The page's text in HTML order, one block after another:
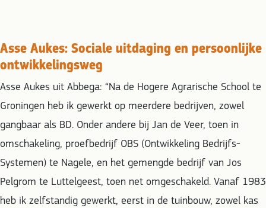
Asse Aukes: Sociale uitdaging en persoonlijke
ontwikkelingsweg
Asse Aukes uit Abbega: “Na de Hogere Agrarische School te
Groningen heb ik gewerkt op meerdere bedrijven, zowel
gangbaar als BD. Onder andere bij Jan de Veer, toen in
omschakeling, proefbedrijf OBS (Ontwikkeling Bedrijfs-
Systemen) te Nagele, en het gemengde bedrijf van Jos
Pelgrom te Luttelgeest, toen net omgeschakeld. Vanaf 1983
heb ik zelfstandig gewerkt, eerst in de tuinbouw, zowel kas